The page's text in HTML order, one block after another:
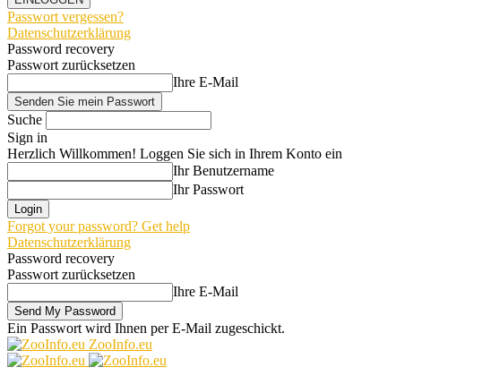
Passwort vergessen?
Datenschutzerklärung
Password recovery
Passwort zurücksetzen
Ihre E-Mail
Suche
Sign in
Herzlich Willkommen! Loggen Sie sich in Ihrem Konto ein
Ihr Benutzername
Ihr Passwort
Forgot your password? Get help
Datenschutzerklärung
Password recovery
Passwort zurücksetzen
Ihre E-Mail
Ein Passwort wird Ihnen per E-Mail zugeschickt.
ZooInfo.eu